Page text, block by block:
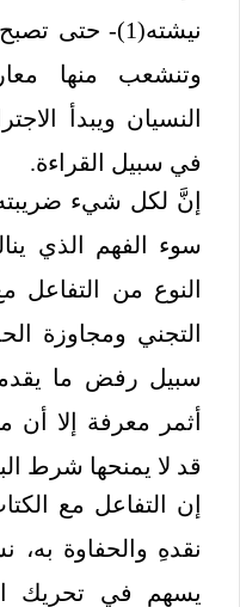
نيشته(1)- حتى
وتنشعب منها
النسيان ويبدأ
في سبيل القراءة.
إنَّ لكل شيء
سوء الفهم الذي
النوع من التفاعل
التجني ومجاوزة
سبيل رفض ما
أثمر معرفة إلا
قد لا يمنحها شرط
إن التفاعل مع
نقدهِ والحفاوة به،
يسهم في تحريك